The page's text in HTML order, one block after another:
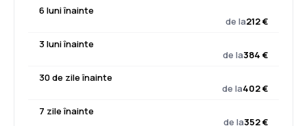
6 luni înainte
de la212 €
3 luni înainte
de la384 €
30 de zile înainte
de la402 €
7 zile înainte
de la352 €